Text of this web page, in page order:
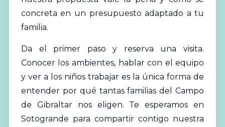
concreta en un presupuesto adaptado a tu
familia.
Da el primer paso y reserva una visita.
Conocer los ambientes, hablar con el equipo
y ver a los niños trabajar es la única forma de
entender por qué tantas familias del Campo
de Gibraltar nos eligen. Te esperamos en
Sotogrande para compartir contigo nuestra